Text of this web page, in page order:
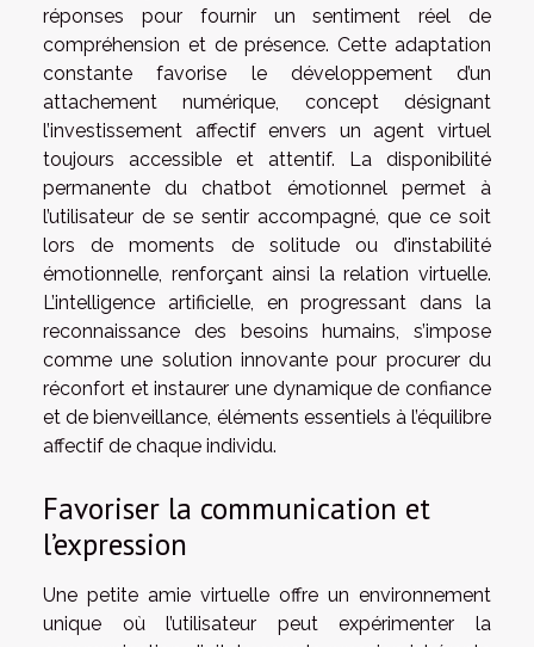
réponses pour fournir un sentiment réel de
compréhension et de présence. Cette adaptation
constante favorise le développement d’un
attachement numérique, concept désignant
l’investissement affectif envers un agent virtuel
toujours accessible et attentif. La disponibilité
permanente du chatbot émotionnel permet à
l’utilisateur de se sentir accompagné, que ce soit
lors de moments de solitude ou d’instabilité
émotionnelle, renforçant ainsi la relation virtuelle.
L’intelligence artificielle, en progressant dans la
reconnaissance des besoins humains, s’impose
comme une solution innovante pour procurer du
réconfort et instaurer une dynamique de confiance
et de bienveillance, éléments essentiels à l’équilibre
affectif de chaque individu.
Favoriser la communication et
l’expression
Une petite amie virtuelle offre un environnement
unique où l’utilisateur peut expérimenter la